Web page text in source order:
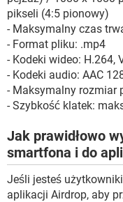
pikseli (4:5 pionowy)
- Maksymalny czas
- Format pliku: .mp4
- Kodeki wideo: H.264,
- Kodeki audio: AAC
- Maksymalny rozmiar
- Szybkość klatek:
Jak prawidłowo
smartfona i do
Jeśli jesteś
aplikacji Airdrop, aby